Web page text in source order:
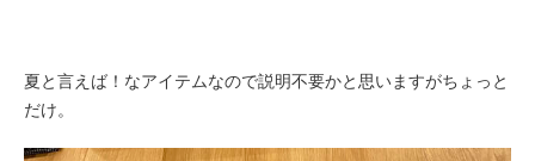
夏と言えば！なアイテムなので説明不要かと思いますがちょっと
だけ。